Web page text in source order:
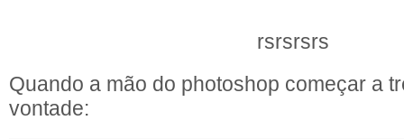
rsrsrsrs
Quando a mão do photoshop começar a
vontade: